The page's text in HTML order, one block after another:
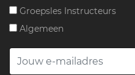
Groepsles Instructeurs
Algemeen